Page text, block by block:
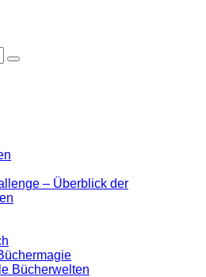
– Überblick der
Bücherwelten